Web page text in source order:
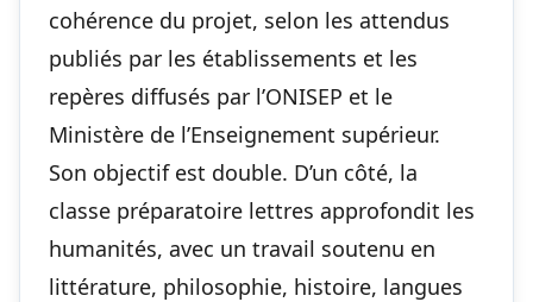
cohérence du projet, selon les attendus
publiés par les établissements et les
repères diffusés par l’ONISEP et le
Ministère de l’Enseignement supérieur.
Son objectif est double. D’un côté, la
classe préparatoire lettres approfondit les
humanités, avec un travail soutenu en
littérature, philosophie, histoire, langues